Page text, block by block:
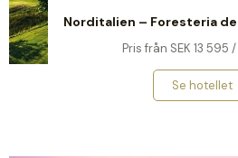
Norditalien – Foresteria
Pris från SEK 13 595
Se hotellet